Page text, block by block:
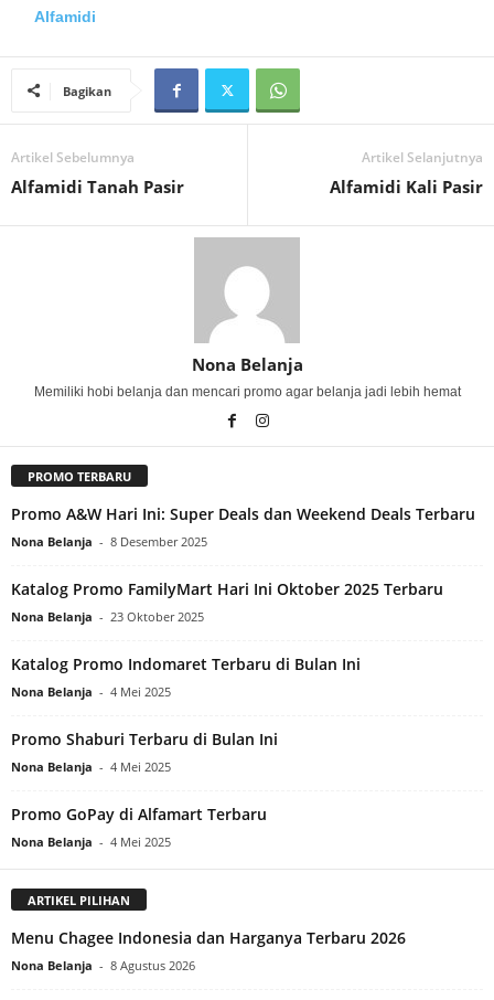
Alfamidi
Bagikan
Artikel Sebelumnya
Alfamidi Tanah Pasir
Artikel Selanjutnya
Alfamidi Kali Pasir
Nona Belanja
Memiliki hobi belanja dan mencari promo agar belanja jadi lebih hemat
PROMO TERBARU
Promo A&W Hari Ini: Super Deals dan Weekend Deals Terbaru
Nona Belanja - 8 Desember 2025
Katalog Promo FamilyMart Hari Ini Oktober 2025 Terbaru
Nona Belanja - 23 Oktober 2025
Katalog Promo Indomaret Terbaru di Bulan Ini
Nona Belanja - 4 Mei 2025
Promo Shaburi Terbaru di Bulan Ini
Nona Belanja - 4 Mei 2025
Promo GoPay di Alfamart Terbaru
Nona Belanja - 4 Mei 2025
ARTIKEL PILIHAN
Menu Chagee Indonesia dan Harganya Terbaru 2026
Nona Belanja - 8 Agustus 2026